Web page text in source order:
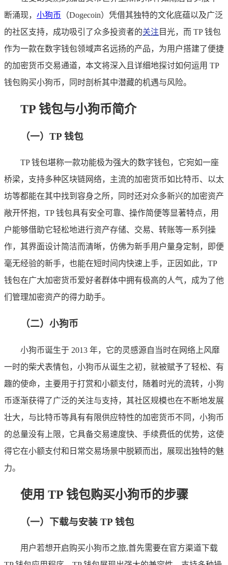
断涌现， 小狗币
（Dogecoin）凭借其独特的文化底蕴以及广泛
的社区支持，成功吸引了众多投资者的关注 目光，而 TP 钱包
作为一款在数字钱包领域声名远扬的产品，为用户搭建了便捷
的加密货币交易通道，本文将深入且详细地探讨如何运用 TP
钱包购买小狗币，同时剖析其中潜藏的机遇与风险。
TP 钱包与小狗币简介
（一）TP 钱包
TP 钱包堪称一款功能极为强大的数字钱包，它宛如一座
桥梁，支持多种区块链网络，主流的加密货币如比特币、以太
坊等都能在其中找到容身之所，同时还对众多新兴的加密资产
敞开怀抱，TP 钱包具有安全可靠、操作简便等显著特点，用
户能够借助它轻松地进行资产存储、交易、转账等一系列操
作，其界面设计简洁而清晰，仿佛为新手用户量身定制，即便
毫无经验的新手，也能在短时间内快速上手，正因如此，TP
钱包在广大加密货币爱好者群体中拥有极高的人气，成为了他
们管理加密资产的得力助手。
（二）小狗币
小狗币诞生于 2013 年，它的灵感源自当时在网络上风靡
一时的柴犬表情包，小狗币从诞生之初，就被赋予了轻松、有
趣的使命，主要用于打赏和小额支付，随着时光的流转，小狗
币逐渐获得了广泛的关注与支持，其社区规模也在不断地发展
壮大，与比特币等具有有限供应特性的加密货币不同，小狗币
的总量没有上限，它具备交易速度快、手续费低的优势，这使
得它在小额支付和日常交易场景中脱颖而出，展现出独特的魅
力。
使用 TP 钱包购买小狗币的步骤
（一）下载与安装 TP 钱包
用户若想开启购买小狗币之旅,首先需要在官方渠道下载